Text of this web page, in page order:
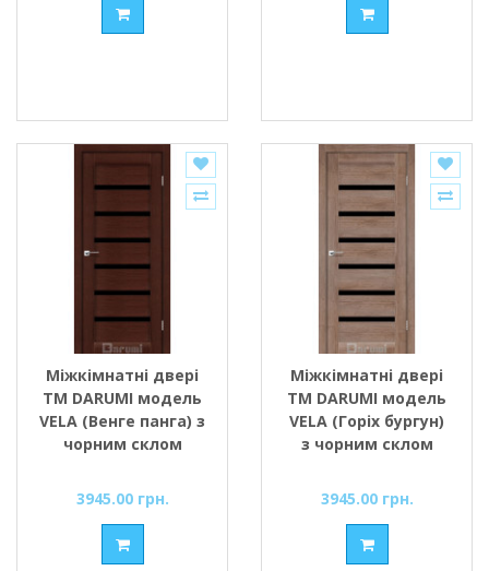
Міжкімнатні двері
ТМ DARUMI модель
VELA (Венге панга) з
чорним склом
3945.00 грн.
Міжкімнатні двері
ТМ DARUMI модель
VELA (Горіх бургун)
з чорним склом
3945.00 грн.